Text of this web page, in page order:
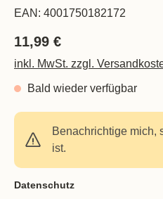
EAN: 4001750182172
11,99 €
inkl. MwSt. zzgl.
Bald wieder verfügbar
Benachrichtige mich,
ist.
Feld nicht ausfüllen(Spam Schutz)
Datenschutz